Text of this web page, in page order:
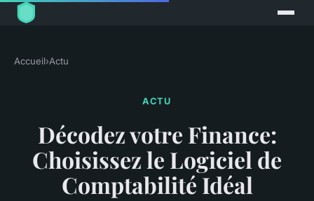
Accueil›Actu
ACTU
Décodez votre Finance:
Choisissez le Logiciel de
Comptabilité Idéal